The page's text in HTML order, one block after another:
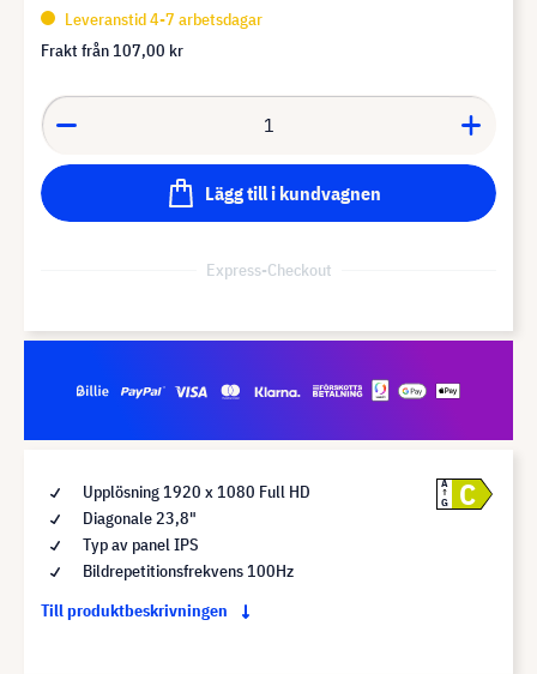
Leveranstid 4-7 arbetsdagar
Frakt från 107,00 kr
Lägg till i kundvagnen
Express-Checkout
Upplösning 1920 x 1080 Full HD
Diagonale 23,8"
Typ av panel IPS
Bildrepetitionsfrekvens 100Hz
Till produktbeskrivningen
A
G
C